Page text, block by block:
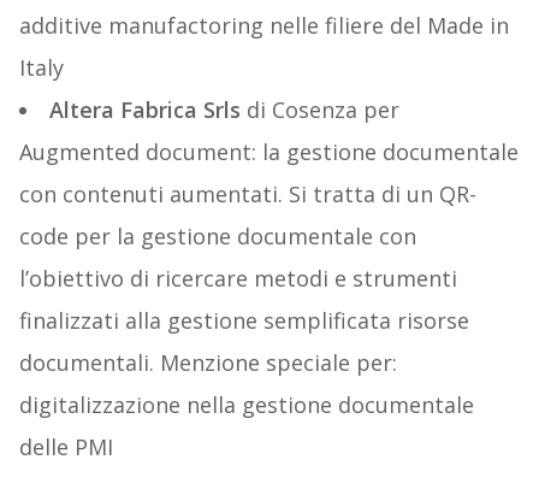
additive manufactoring nelle filiere del Made in
Italy
Altera Fabrica Srls di Cosenza per
Augmented document: la gestione documentale
con contenuti aumentati. Si tratta di un QR-
code per la gestione documentale con
l’obiettivo di ricercare metodi e strumenti
finalizzati alla gestione semplificata risorse
documentali. Menzione speciale per:
digitalizzazione nella gestione documentale
delle PMI